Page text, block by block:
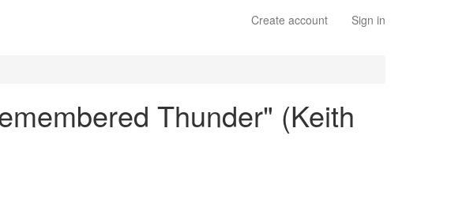
Create account Sign in
Thunder" (Keith